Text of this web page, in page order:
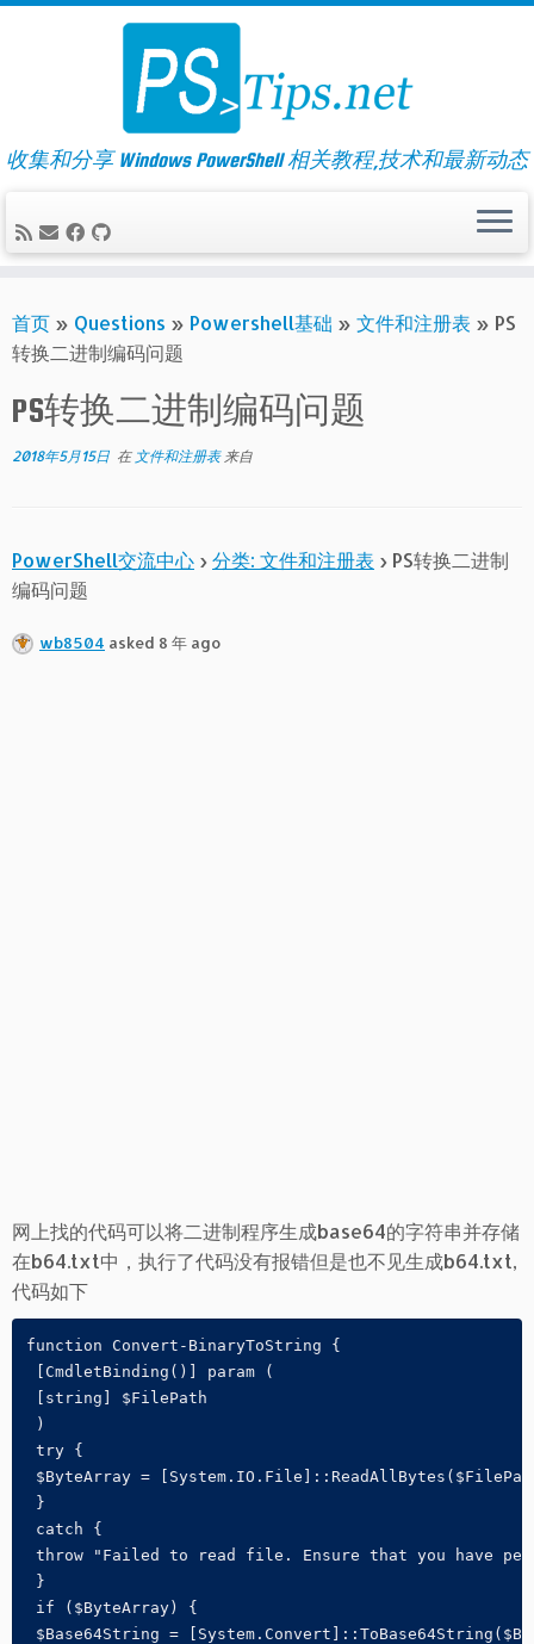
Skip
收集和分享 Windows PowerShell 相关教程,技术和最新动态
首页 » Questions » Powershell基础 » 文件和注册表 » PS
转换二进制编码问题
PS转换二进制编码问题
2018年5月15日 在 文件和注册表 来自
PowerShell交流中心 › 分类: 文件和注册表 › PS转换二进制
编码问题
wb8504 asked 8 年 ago
网上找的代码可以将二进制程序生成base64的字符串并存储
在b64.txt中，执行了代码没有报错但是也不见生成b64.txt,
代码如下
function Convert-BinaryToString {
[CmdletBinding()] param (
[string] $FilePath
)
try {
$ByteArray =
}
catch {
throw "Failed to read file. Ensure that you have
}
if ($ByteArray) {
$Base64String =